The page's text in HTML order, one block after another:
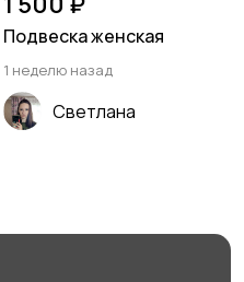
Подвеска женская
1 неделю назад
Светлана